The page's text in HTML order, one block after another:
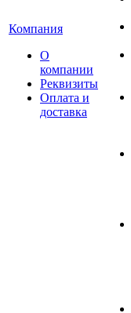
Компания
О
компании
Реквизиты
Оплата и
доставка